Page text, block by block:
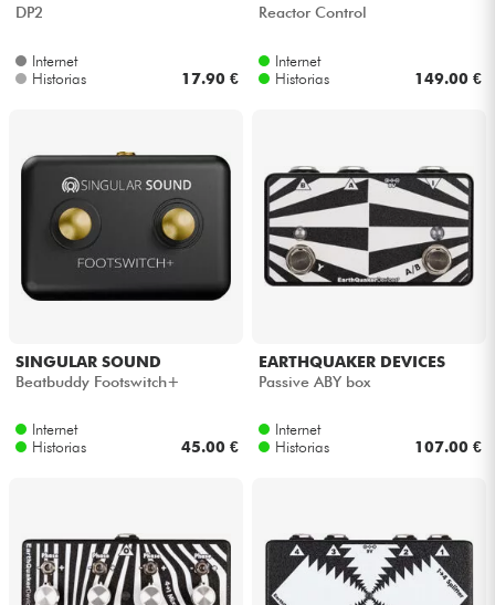
DP2
Internet
Historias
17.90 €
Reactor Control
Internet
Historias
149.00 €
SINGULAR SOUND
Beatbuddy Footswitch+
Internet
Historias
45.00 €
EARTHQUAKER DEVICES
Passive ABY box
Internet
Historias
107.00 €